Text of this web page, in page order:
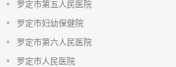
罗定市第五人民医院
罗定市妇幼保健院
罗定市第六人民医院
罗定市人民医院